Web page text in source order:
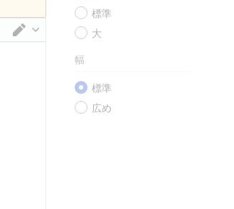
標準
大
幅
標準
広め
エディターを切り替え